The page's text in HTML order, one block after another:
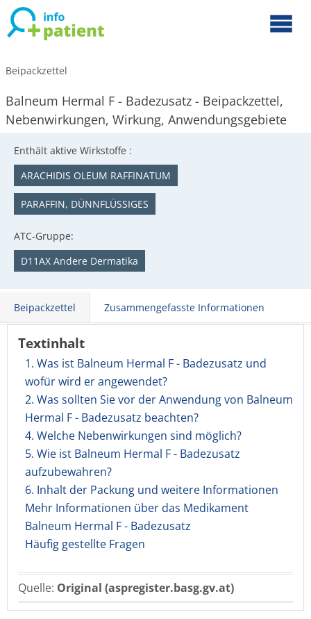
Beipackzettel
Balneum Hermal F - Badezusatz - Beipackzettel,
Nebenwirkungen, Wirkung, Anwendungsgebiete
Enthält aktive Wirkstoffe :
ARACHIDIS OLEUM RAFFINATUM
PARAFFIN, DÜNNFLÜSSIGES
ATC-Gruppe:
D11AX Andere Dermatika
Beipackzettel Zusammengefasste Informationen
Textinhalt
1. Was ist Balneum Hermal F - Badezusatz und
wofür wird er angewendet?
2. Was sollten Sie vor der Anwendung von Balneum
Hermal F - Badezusatz beachten?
4. Welche Nebenwirkungen sind möglich?
5. Wie ist Balneum Hermal F - Badezusatz
aufzubewahren?
6. Inhalt der Packung und weitere Informationen
Mehr Informationen über das Medikament
Balneum Hermal F - Badezusatz
Häufig gestellte Fragen
Quelle: Original (aspregister.basg.gv.at)